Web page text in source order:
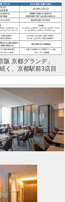
京都グランデ」
く、京都駅前3店目